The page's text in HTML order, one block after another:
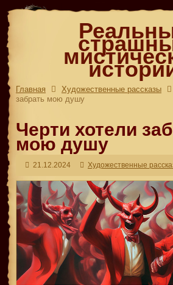
Главная Художественные рассказы
забрать мою душу
Черти хотели
мою душу
21.12.2024 Художественные